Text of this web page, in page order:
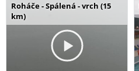
Roháče - Spálená - vrch (15
km)